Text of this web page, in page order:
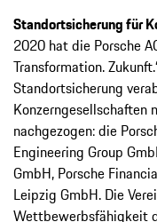
Standortsicherung für
2020 hat die Porsche
Transformation.
Standortsicherung
Konzerngesell­schaften
nachgezogen: die
Engineering Group
GmbH, Porsche
Leipzig GmbH. Die
Wettbewerbsfähigkeit